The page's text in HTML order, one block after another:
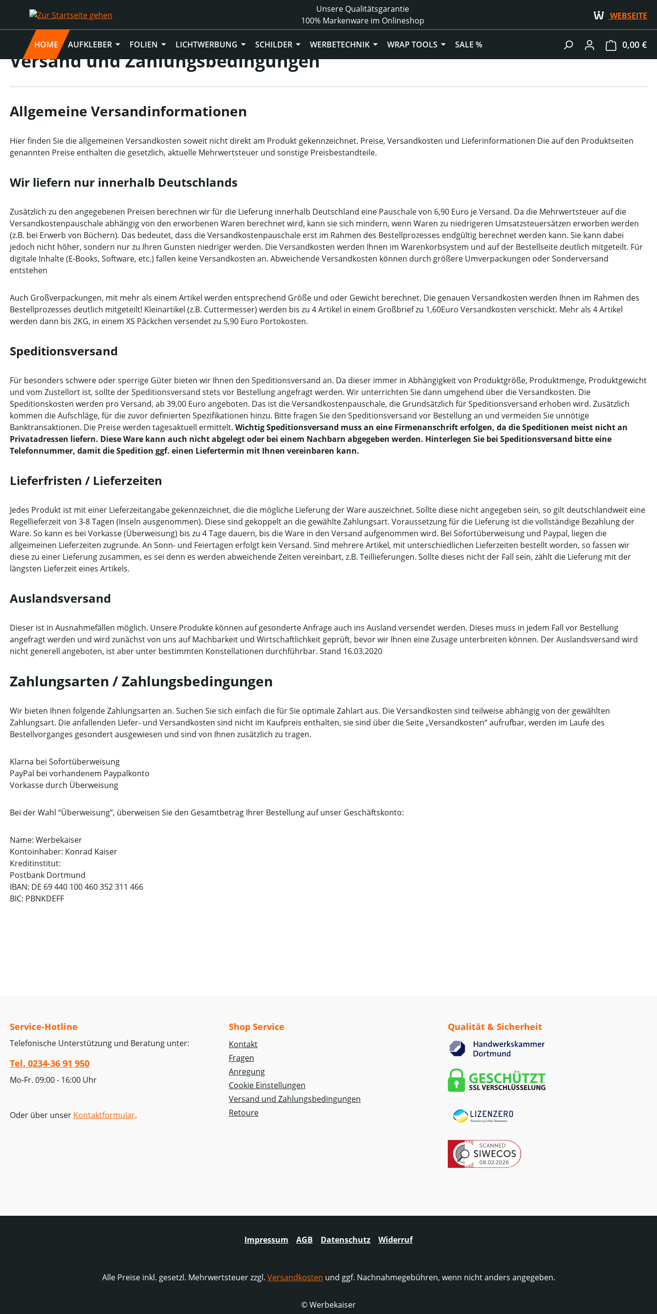
Hauptinhalt springen
Zur Suche springen
Zur Hauptnavigation springen
Unsere Qualitätsgarantie
100% Markenware im Onlineshop
WEBSEITE
HOME AUFKLEBER FOLIEN LICHTWERBUNG SCHILDER WERBETECHNIK WRAP TOOLS SALE % 0,00 €
HOME AUFKLEBER FOLIEN WERBETECHNIK WRAP TOOLS
Versand und Zahlungsbedingungen
Allgemeine Versandinformationen
Hier finden Sie die allgemeinen Versandkosten soweit nicht direkt am Produkt gekennzeichnet. Preise, Versandkosten und Lieferinformationen Die auf den Produktseiten
genannten Preise enthalten die gesetzlich, aktuelle Mehrwertsteuer und sonstige Preisbestandteile.
Wir liefern nur innerhalb Deutschlands
Zusätzlich zu den angegebenen Preisen berechnen wir für die Lieferung innerhalb Deutschland eine Pauschale von 6,90 Euro je Versand. Da die Mehrwertsteuer auf die
Versandkostenpauschale abhängig von den erworbenen Waren berechnet wird, kann sie sich mindern, wenn Waren zu niedrigeren Umsatzsteuersätzen erworben werden
(z.B. bei Erwerb von Büchern). Das bedeutet, dass die Versandkostenpauschale erst im Rahmen des Bestellprozesses endgültig berechnet werden kann. Sie kann dabei
jedoch nicht höher, sondern nur zu Ihren Gunsten niedriger werden. Die Versandkosten werden Ihnen im Warenkorbsystem und auf der Bestellseite deutlich mitgeteilt. Für
digitale Inhalte (E-Books, Software, etc.) fallen keine Versandkosten an. Abweichende Versandkosten können durch größere Umverpackungen oder Sonderversand
entstehen
Auch Großverpackungen, mit mehr als einem Artikel werden entsprechend Größe und oder Gewicht berechnet. Die genauen Versandkosten werden Ihnen im Rahmen des
Bestellprozesses deutlich mitgeteilt! Kleinartikel (z.B. Cuttermesser) werden bis zu 4 Artikel in einem Großbrief zu 1,60Euro Versandkosten verschickt. Mehr als 4 Artikel
werden dann bis 2KG, in einem XS Päckchen versendet zu 5,90 Euro Portokosten.
Speditionsversand
Für besonders schwere oder sperrige Güter bieten wir Ihnen den Speditionsversand an. Da dieser immer in Abhängigkeit von Produktgröße, Produktmenge, Produktgewicht
und vom Zustellort ist, sollte der Speditionsversand stets vor Bestellung angefragt werden. Wir unterrichten Sie dann umgehend über die Versandkosten. Die
Speditionskosten werden pro Versand, ab 39,00 Euro angeboten. Das ist die Versandkostenpauschale, die Grundsätzlich für Speditionsversand erhoben wird. Zusätzlich
kommen die Aufschläge, für die zuvor definierten Spezifikationen hinzu. Bitte fragen Sie den Speditionsversand vor Bestellung an und vermeiden Sie unnötige
Banktransaktionen. Die Preise werden tagesaktuell ermittelt. Wichtig Speditionsversand muss an eine Firmenanschrift erfolgen, da die Speditionen meist nicht an
Privatadressen liefern. Diese Ware kann auch nicht abgelegt oder bei einem Nachbarn abgegeben werden. Hinterlegen Sie bei Speditionsversand bitte eine
Telefonnummer, damit die Spedition ggf. einen Liefertermin mit Ihnen vereinbaren kann.
Lieferfristen / Lieferzeiten
Jedes Produkt ist mit einer Lieferzeitangabe gekennzeichnet, die die mögliche Lieferung der Ware auszeichnet. Sollte diese nicht angegeben sein, so gilt deutschlandweit eine
Regellieferzeit von 3-8 Tagen (Inseln ausgenommen). Diese sind gekoppelt an die gewählte Zahlungsart. Voraussetzung für die Lieferung ist die vollständige Bezahlung der
Ware. So kann es bei Vorkasse (Überweisung) bis zu 4 Tage dauern, bis die Ware in den Versand aufgenommen wird. Bei Sofortüberweisung und Paypal, liegen die
allgeimeinen Lieferzeiten zugrunde. An Sonn- und Feiertagen erfolgt kein Versand. Sind mehrere Artikel, mit unterschiedlichen Lieferzeiten bestellt worden, so fassen wir
diese zu einer Lieferung zusammen, es sei denn es werden abweichende Zeiten vereinbart, z.B. Teillieferungen. Sollte dieses nicht der Fall sein, zählt die Lieferung mit der
längsten Lieferzeit eines Artikels.
Auslandsversand
Dieser ist in Ausnahmefällen möglich. Unsere Produkte können auf gesonderte Anfrage auch ins Ausland versendet werden. Dieses muss in jedem Fall vor Bestellung
angefragt werden und wird zunächst von uns auf Machbarkeit und Wirtschaftlichkeit geprüft, bevor wir Ihnen eine Zusage unterbreiten können. Der Auslandsversand wird
nicht generell angeboten, ist aber unter bestimmten Konstellationen durchführbar. Stand 16.03.2020
Zahlungsarten / Zahlungsbedingungen
Wir bieten Ihnen folgende Zahlungsarten an. Suchen Sie sich einfach die für Sie optimale Zahlart aus. Die Versandkosten sind teilweise abhängig von der gewählten
Zahlungsart. Die anfallenden Liefer- und Versandkosten sind nicht im Kaufpreis enthalten, sie sind über die Seite „Versandkosten“ aufrufbar, werden im Laufe des
Bestellvorganges gesondert ausgewiesen und sind von Ihnen zusätzlich zu tragen.
Klarna bei Sofortüberweisung
PayPal bei vorhandenem Paypalkonto
Vorkasse durch Überweisung
Bei der Wahl “Überweisung”, überweisen Sie den Gesamtbetrag Ihrer Bestellung auf unser Geschäftskonto:
Name: Werbekaiser
Kontoinhaber: Konrad Kaiser
Kreditinstitut:
Postbank Dortmund
IBAN: DE 69 440 100 460 352 311 466
BIC: PBNKDEFF
Service-Hotline
Telefonische Unterstützung und Beratung unter:
Tel. 0234-36 91 950
Mo-Fr. 09:00 - 16:00 Uhr
Oder über unser Kontaktformular.
Shop Service
Kontakt
Fragen
Anregung
Cookie Einstellungen
Versand und Zahlungsbedingungen
Retoure
Qualität & Sicherheit
Impressum AGB Datenschutz Widerruf
Alle Preise inkl. gesetzl. Mehrwertsteuer zzgl. Versandkosten und ggf. Nachnahmegebühren, wenn nicht anders angegeben.
© Werbekaiser